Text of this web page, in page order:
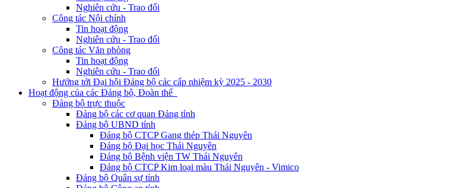
Nghiên cứu - Trao đổi
Công tác Nội chính
Tin hoạt động
Nghiên cứu - Trao đổi
Công tác Văn phòng
Tin hoạt động
Nghiên cứu - Trao đổi
Hướng tới Đại hội Đảng bộ các cấp nhiệm kỳ 2025 - 2030
Hoạt động của các Đảng bộ, Đoàn thể
Đảng bộ trực thuộc
Đảng bộ các cơ quan Đảng tỉnh
Đảng bộ UBND tỉnh
Đảng bộ CTCP Gang thép Thái Nguyên
Đảng bộ Đại học Thái Nguyên
Đảng bộ Bệnh viện TW Thái Nguyên
Đảng bộ CTCP Kim loại màu Thái Nguyên - Vimico
Đảng bộ Quân sự tỉnh